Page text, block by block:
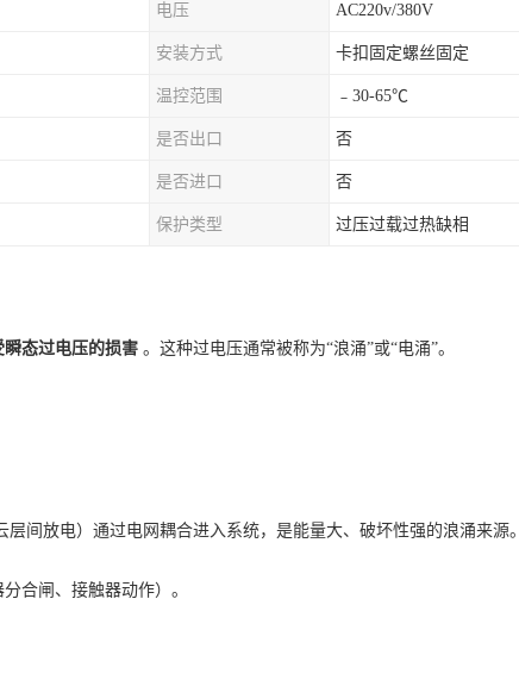
电压 AC220v/380V
安装方式 卡扣固定螺丝固定
温控范围 ﹣30-65℃
是否出口 否
是否进口 否
保护类型 过压过载过热缺相
态过电压的损害 。这种过电压通常被称为“浪涌”或“电涌”。
层间放电）通过电网耦合进入系统，是能量大、破坏性强的浪涌来源。
合闸、接触器动作）。